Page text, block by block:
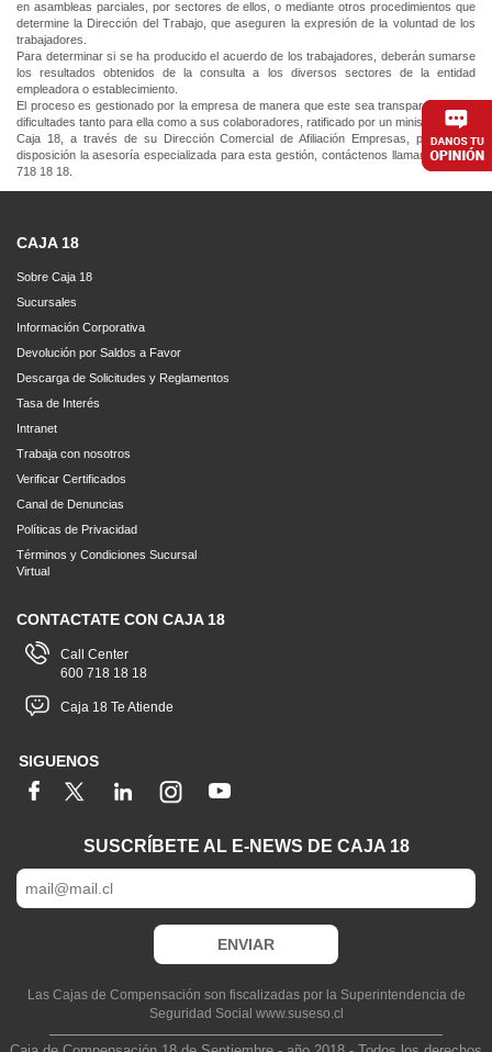
en asambleas parciales, por sectores de ellos, o mediante otros procedimientos que
determine la Dirección del Trabajo, que aseguren la expresión de la voluntad de los
trabajadores.
Para determinar si se ha producido el acuerdo de los trabajadores, deberán sumarse
los resultados obtenidos de la consulta a los diversos sectores de la entidad
empleadora o establecimiento.
El proceso es gestionado por la empresa de manera que este sea transparente y sin
dificultades tanto para ella como a sus colaboradores, ratificado por un ministro de fe.
Caja 18, a través de su Dirección Comercial de Afiliación Empresas, pone a su
disposición la asesoría especializada para esta gestión, contáctenos llamando al 600
718 18 18.
CAJA 18
Sobre Caja 18
Sucursales
Información Corporativa
Devolución por Saldos a Favor
Descarga de Solicitudes y Reglamentos
Tasa de Interés
Intranet
Trabaja con nosotros
Verificar Certificados
Canal de Denuncias
Políticas de Privacidad
Términos y Condiciones Sucursal
Virtual
CONTACTATE CON CAJA 18
Call Center
600 718 18 18
Caja 18 Te Atiende
SIGUENOS
SUSCRÍBETE AL E-NEWS DE CAJA 18
Las Cajas de Compensación son fiscalizadas por la Superintendencia de
Seguridad Social www.suseso.cl